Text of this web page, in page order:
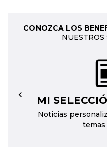
CONOZCA LOS
NUESTROS
MI
Noticias
←